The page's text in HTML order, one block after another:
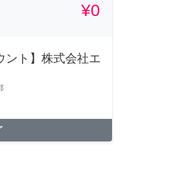
¥0
ント】株式会社エ